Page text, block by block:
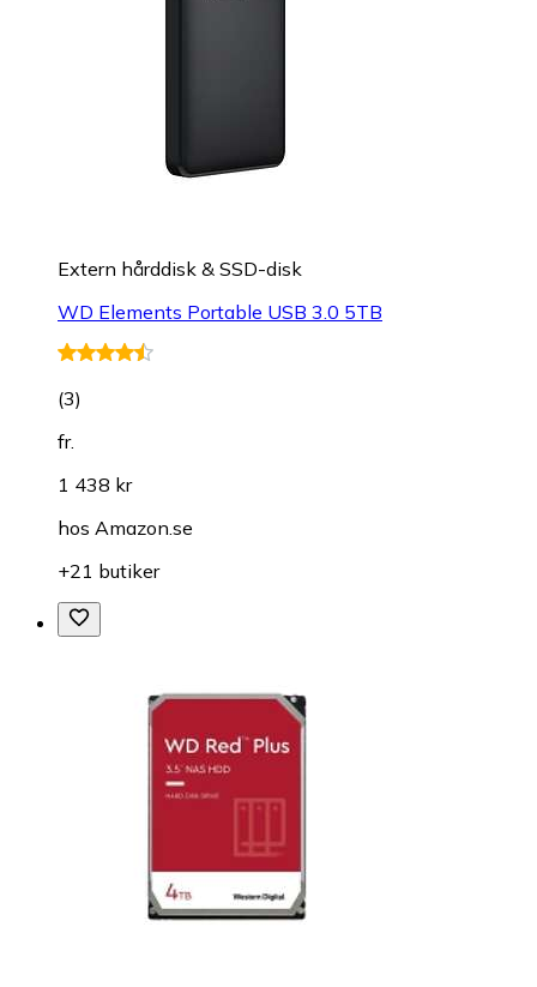
Extern hårddisk & SSD-disk
WD Elements Portable USB 3.0 5TB
(3)
fr.
1 438 kr
hos Amazon.se
+21 butiker